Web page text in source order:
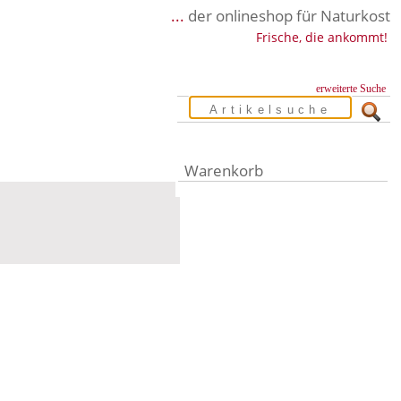
... der onlineshop für Naturkost
Frische, die ankommt!
erweiterte Suche
Warenkorb